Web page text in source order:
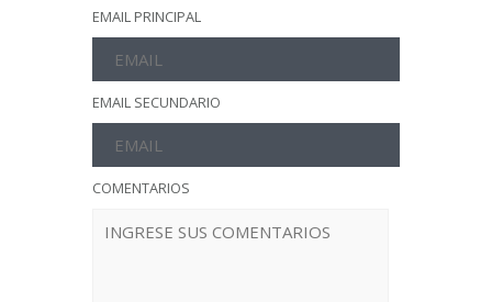
EMAIL PRINCIPAL
EMAIL SECUNDARIO
COMENTARIOS